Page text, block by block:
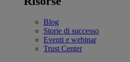
Blog
Storie di successo
Eventi e webinar
Trust Center